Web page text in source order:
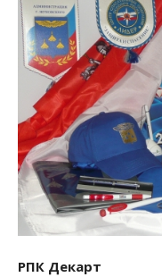
РПК Декарт